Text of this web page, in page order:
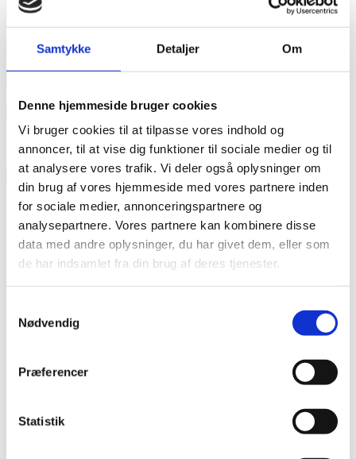
Samtykke Detaljer Om
Denne hjemmeside bruger cookies
Vi bruger cookies til at tilpasse vores indhold og
annoncer, til at vise dig funktioner til sociale medier og til
at analysere vores trafik. Vi deler også oplysninger om
din brug af vores hjemmeside med vores partnere inden
for sociale medier, annonceringspartnere og
analysepartnere. Vores partnere kan kombinere disse
data med andre oplysninger, du har givet dem, eller som
de har indsamlet fra din brug af deres tjenester.
Nødvendig
Præferencer
Statistik
Læs mere
annonce
annonce
Like us
RAINBOW BUSINESS DENMARK